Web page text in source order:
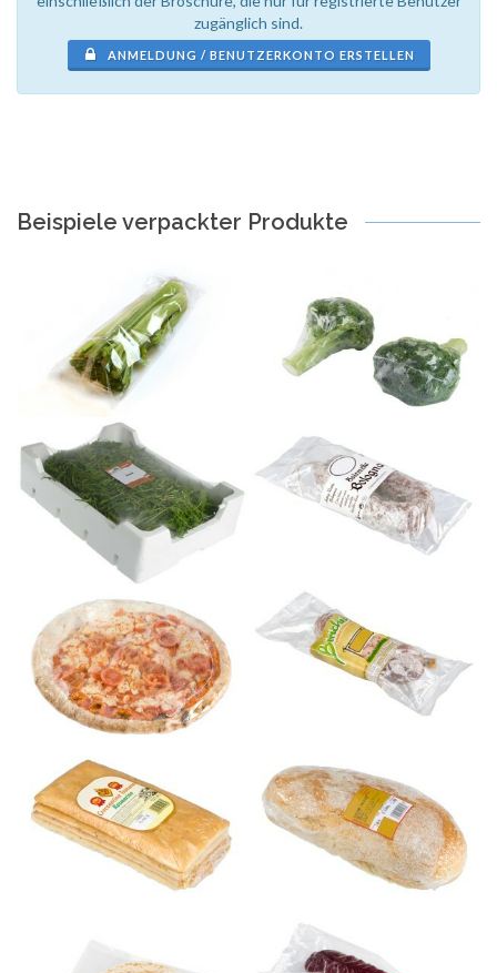
zugänglich sind.
ANMELDUNG / BENUTZERKONTO ERSTELLEN
Beispiele verpackter Produkte